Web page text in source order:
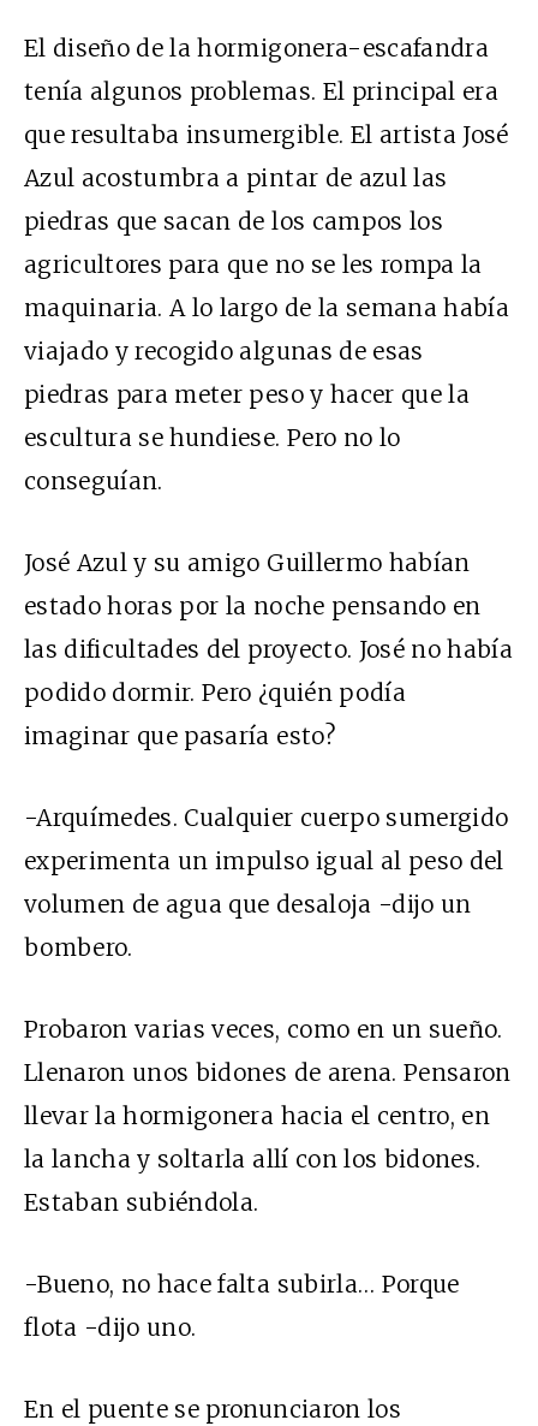
El diseño de la hormigonera-escafandra
tenía algunos problemas. El principal era
que resultaba insumergible. El artista José
Azul acostumbra a pintar de azul las
piedras que sacan de los campos los
agricultores para que no se les rompa la
maquinaria. A lo largo de la semana había
viajado y recogido algunas de esas
piedras para meter peso y hacer que la
escultura se hundiese. Pero no lo
conseguían.
José Azul y su amigo Guillermo habían
estado horas por la noche pensando en
las dificultades del proyecto. José no había
podido dormir. Pero ¿quién podía
imaginar que pasaría esto?
-Arquímedes. Cualquier cuerpo sumergido
experimenta un impulso igual al peso del
volumen de agua que desaloja -dijo un
bombero.
Probaron varias veces, como en un sueño.
Llenaron unos bidones de arena. Pensaron
llevar la hormigonera hacia el centro, en
la lancha y soltarla allí con los bidones.
Estaban subiéndola.
-Bueno, no hace falta subirla… Porque
flota -dijo uno.
En el puente se pronunciaron los